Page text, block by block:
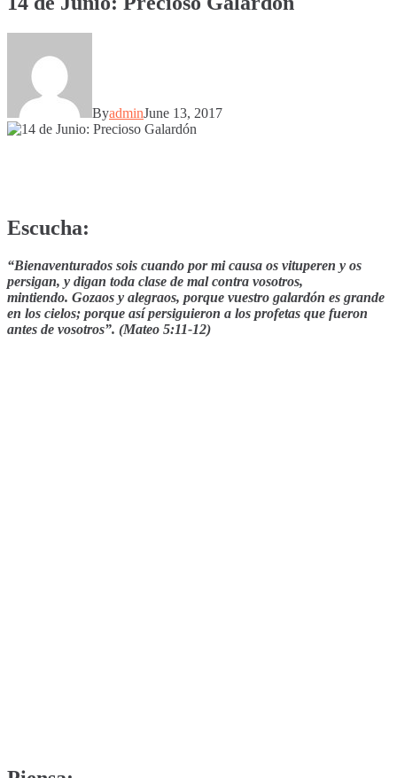
ByadminJune 13, 2017
Escucha:
“Bienaventurados sois cuando por mi causa os vituperen y os
persigan, y digan toda clase de mal contra vosotros,
mintiendo. Gozaos y alegraos, porque vuestro galardón es grande
en los cielos; porque así persiguieron a los profetas que fueron
antes de vosotros”. (Mateo 5:11-12)